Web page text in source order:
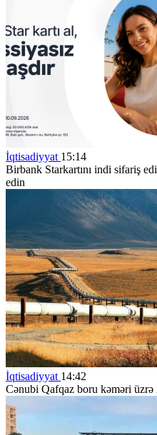
İqtisadiyyat 15:14
Birbank Starkartını indi sifariş
edin
İqtisadiyyat 14:42
Cənubi Qafqaz boru kəməri üzrə